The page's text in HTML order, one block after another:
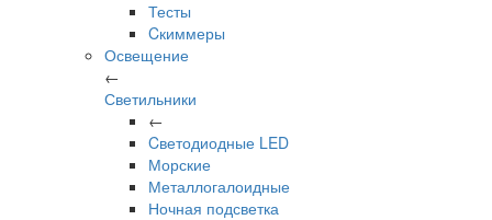
Тесты
Cкиммеры
Освещение
←
Светильники
←
Cветодиодные LED
Морские
Металлогалоидные
Ночная подсветка